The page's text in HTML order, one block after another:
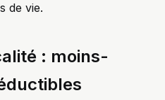
de vie.
: moins-